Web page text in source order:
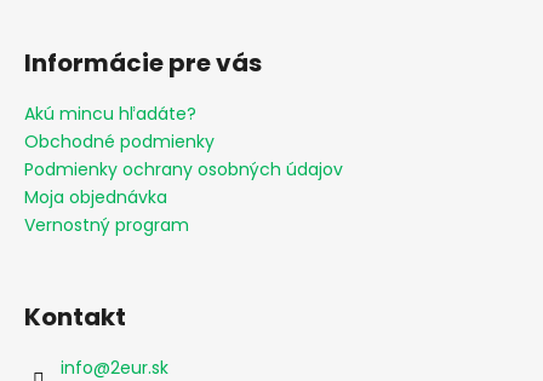
Informácie pre vás
Akú mincu hľadáte?
Obchodné podmienky
Podmienky ochrany osobných údajov
Moja objednávka
Vernostný program
Kontakt
info@2eur.sk